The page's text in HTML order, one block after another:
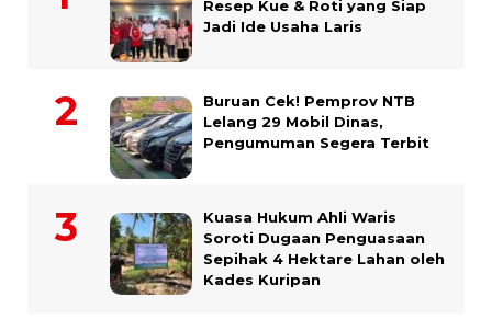
Resep Kue & Roti yang Siap
Jadi Ide Usaha Laris
Buruan Cek! Pemprov NTB
Lelang 29 Mobil Dinas,
Pengumuman Segera Terbit
Kuasa Hukum Ahli Waris
Soroti Dugaan Penguasaan
Sepihak 4 Hektare Lahan oleh
Kades Kuripan